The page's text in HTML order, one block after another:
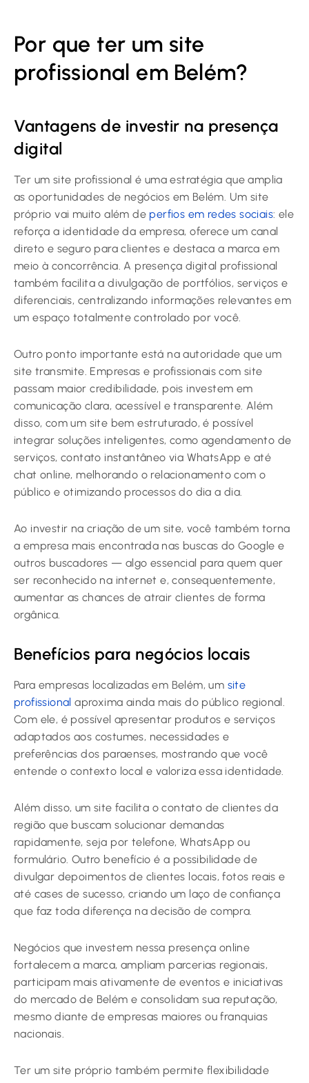
Por que ter um site
profissional em Belém?
Vantagens de investir na presença
digital
Ter um site profissional é uma estratégia que amplia
as oportunidades de negócios em Belém. Um site
próprio vai muito além de perfios em redes sociais: ele
reforça a identidade da empresa, oferece um canal
direto e seguro para clientes e destaca a marca em
meio à concorrência. A presença digital profissional
também facilita a divulgação de portfólios, serviços e
diferenciais, centralizando informações relevantes em
um espaço totalmente controlado por você.
Outro ponto importante está na autoridade que um
site transmite. Empresas e profissionais com site
passam maior credibilidade, pois investem em
comunicação clara, acessível e transparente. Além
disso, com um site bem estruturado, é possível
integrar soluções inteligentes, como agendamento de
serviços, contato instantâneo via WhatsApp e até
chat online, melhorando o relacionamento com o
público e otimizando processos do dia a dia.
Ao investir na criação de um site, você também torna
a empresa mais encontrada nas buscas do Google e
outros buscadores — algo essencial para quem quer
ser reconhecido na internet e, consequentemente,
aumentar as chances de atrair clientes de forma
orgânica.
Benefícios para negócios locais
Para empresas localizadas em Belém, um site
profissional aproxima ainda mais do público regional.
Com ele, é possível apresentar produtos e serviços
adaptados aos costumes, necessidades e
preferências dos paraenses, mostrando que você
entende o contexto local e valoriza essa identidade.
Além disso, um site facilita o contato de clientes da
região que buscam solucionar demandas
rapidamente, seja por telefone, WhatsApp ou
formulário. Outro benefício é a possibilidade de
divulgar depoimentos de clientes locais, fotos reais e
até cases de sucesso, criando um laço de confiança
que faz toda diferença na decisão de compra.
Negócios que investem nessa presença online
fortalecem a marca, ampliam parcerias regionais,
participam mais ativamente de eventos e iniciativas
do mercado de Belém e consolidam sua reputação,
mesmo diante de empresas maiores ou franquias
nacionais.
Ter um site próprio também permite flexibilidade